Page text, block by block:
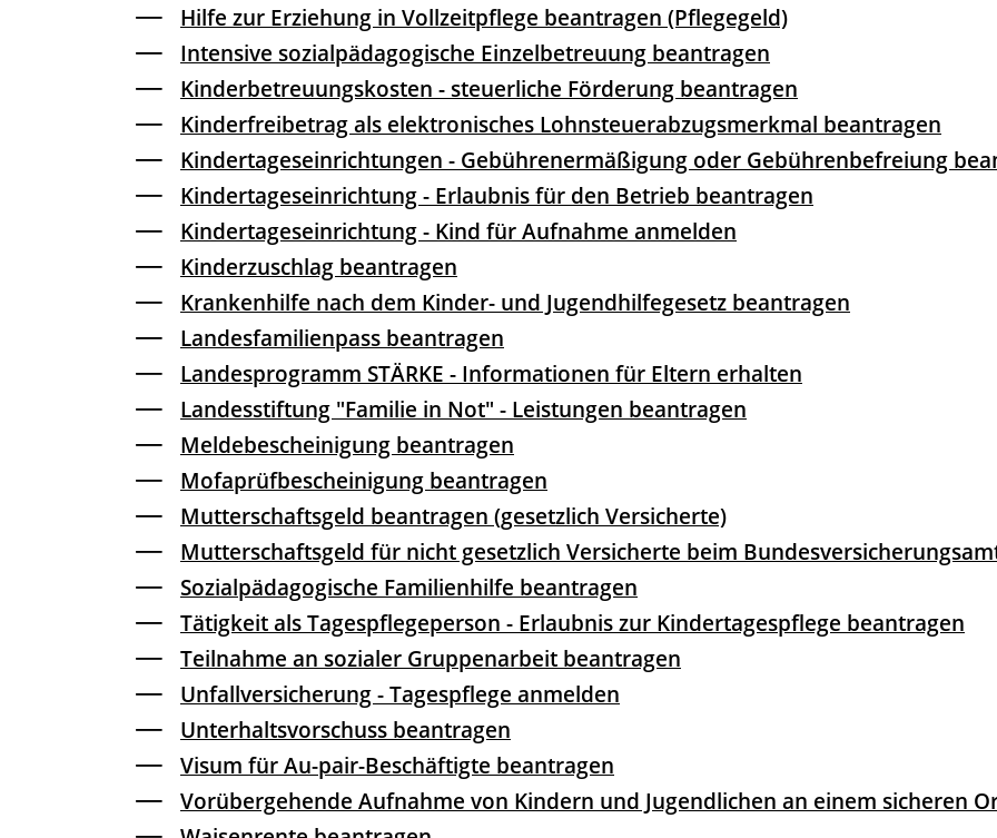
Hilfe zur Erziehung in Vollzeitpflege beantragen (Pflegegeld)
Intensive sozialpädagogische Einzelbetreuung beantragen
Kinderbetreuungskosten - steuerliche Förderung beantragen
Kinderfreibetrag als elektronisches Lohnsteuerabzugsmerkmal beantragen
Kindertageseinrichtungen - Gebührenermäßigung oder Gebührenbefreiung
Kindertageseinrichtung - Erlaubnis für den Betrieb beantragen
Kindertageseinrichtung - Kind für Aufnahme anmelden
Kinderzuschlag beantragen
Krankenhilfe nach dem Kinder- und Jugendhilfegesetz beantragen
Landesfamilienpass beantragen
Landesprogramm STÄRKE - Informationen für Eltern erhalten
Landesstiftung "Familie in Not" - Leistungen beantragen
Meldebescheinigung beantragen
Mofaprüfbescheinigung beantragen
Mutterschaftsgeld beantragen (gesetzlich Versicherte)
Mutterschaftsgeld für nicht gesetzlich Versicherte beim
Sozialpädagogische Familienhilfe beantragen
Tätigkeit als Tagespflegeperson - Erlaubnis zur Kindertagespflege beantragen
Teilnahme an sozialer Gruppenarbeit beantragen
Unfallversicherung - Tagespflege anmelden
Unterhaltsvorschuss beantragen
Visum für Au-pair-Beschäftigte beantragen
Vorübergehende Aufnahme von Kindern und Jugendlichen an einem sicheren